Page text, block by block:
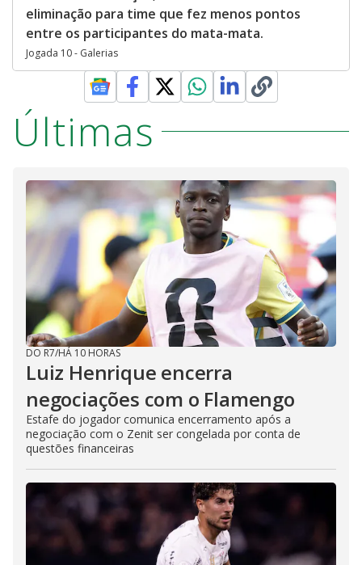
eliminação para time que fez menos pontos
entre os participantes do mata-mata.
Jogada 10 - Galerias
Últimas
DO R7/HÁ 10 HORAS
Luiz Henrique encerra
negociações com o Flamengo
Estafe do jogador comunica encerramento após a
negociação com o Zenit ser congelada por conta de
questões financeiras